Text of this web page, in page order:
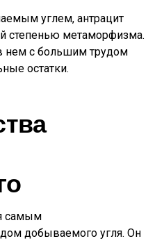
углем, антрацит
степенью метаморфизма.
нем с большим трудом
остатки.
самым
добываемого угля. Он